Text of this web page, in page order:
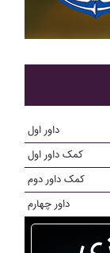
داور اول
کمک داور اول
کمک داور دوم
داور چهارم